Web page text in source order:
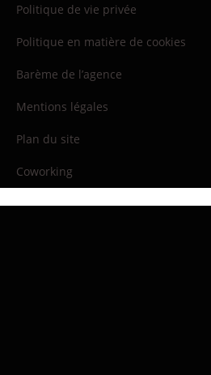
Politique de vie privée
Politique en matière de cookies
Barème de l’agence
Mentions légales
Plan du site
Coworking